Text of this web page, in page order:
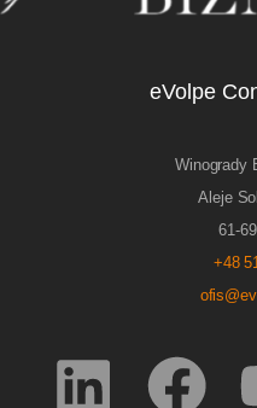
eVolpe
Winogrady
Aleje
61-
+48